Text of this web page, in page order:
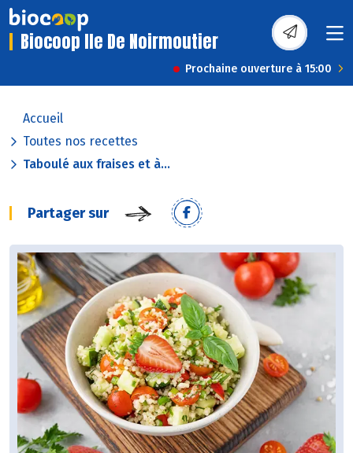
Biocoop Ile De Noirmoutier
Prochaine ouverture à 15:00
Accueil
Toutes nos recettes
Taboulé aux fraises et à...
Partager sur